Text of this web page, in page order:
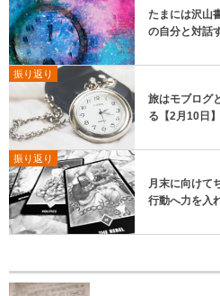
たまには沢山
の自分と対話
振り返り
旅はモブログ
る【2月10日】
振り返り
月末に向けて
行動へ力を入